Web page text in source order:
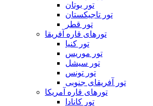
تور بوتان
تور تاجیکستان
تور قطر
تورهای قاره آفریقا
تور کنیا
تور موریس
تور سیشل
تور تونس
تور آفریقای جنوبی
تورهای قاره آمریکا
تور کانادا